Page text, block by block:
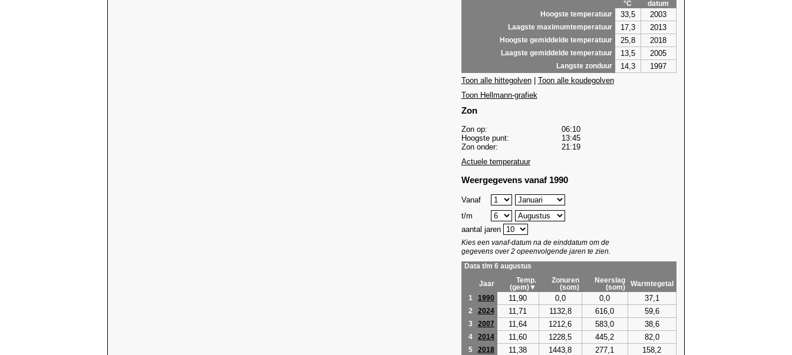
°C
datum
Hoogste temperatuur
33,5 2003
Laagste maximumtemperatuur 17,3 2013
Hoogste gemiddelde temperatuur 25,8 2018
Laagste gemiddelde temperatuur 13,5 2005
Langste zonduur 14,3
1997
Toon alle hittegolven| Toon alle koudegolven
Toon Hellmann-grafiek
Zon
Zon op:
06:10
Hoogste punt:
13:45
Zon onder:
21:19
Actuele temperatuur
Weergegevens vanaf 1990
Vanaf
t/m
aantal jaren
Kies een vanaf-datum na de einddatum om de
gegevens over 2 opeenvolgende jaren te zien.
Data t/m 6 augustus
Jaar
Temp.
(gem)▼
Zonuren
(som)
Neerslag
(som)
Warmtegetal
1
1990 11,90 0,0 0,0 37,1
2 2024 11,71 1132,8 616,0 59,6
3 2007 11,64 1212,6 583,0 38,6
4 2014 11,60 1228,5 445,2 82,0
5 2018 11,38 1443,8 277,1 158,2